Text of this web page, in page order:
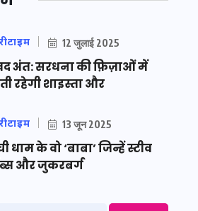
12 जुलाई 2025
अंत: सरधना की फ़िज़ाओं में
रहेगी शाइस्ता और
13 जून 2025
धाम के वो ‘बाबा’ जिन्हें स्टीव
और जुकरबर्ग